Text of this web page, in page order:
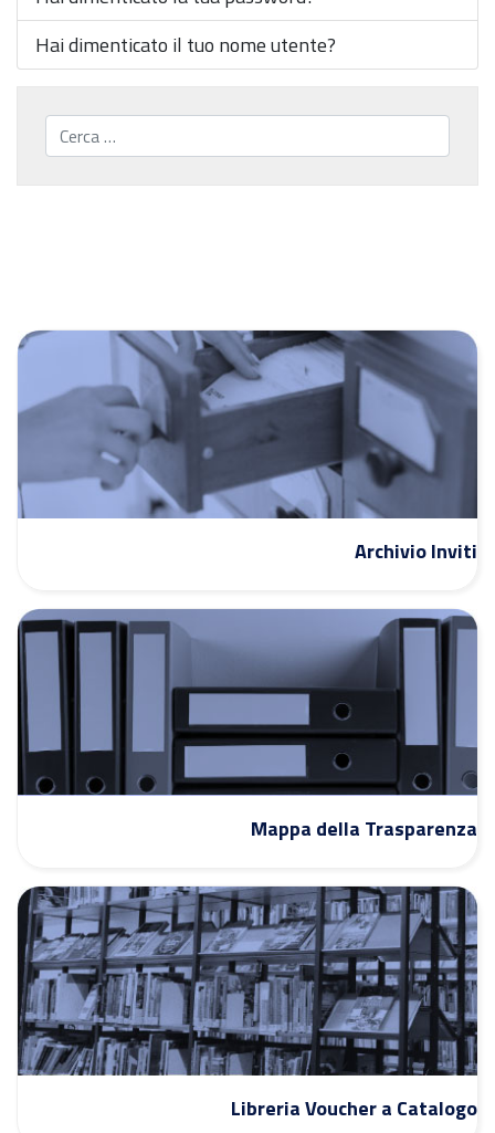
Hai dimenticato il tuo nome utente?
Cerca...
Archivio Inviti
Mappa della Trasparenza
Libreria Voucher a Catalogo